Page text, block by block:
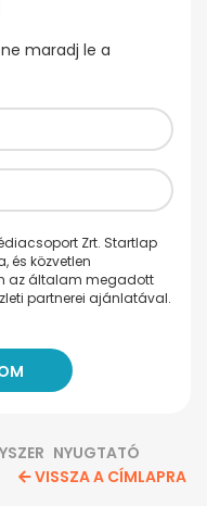
maradj le a
Zrt. Startlap
és közvetlen
az általam megadott
partnerei ajánlatával.
NYUGTATÓ
VISSZA A CÍMLAPRA